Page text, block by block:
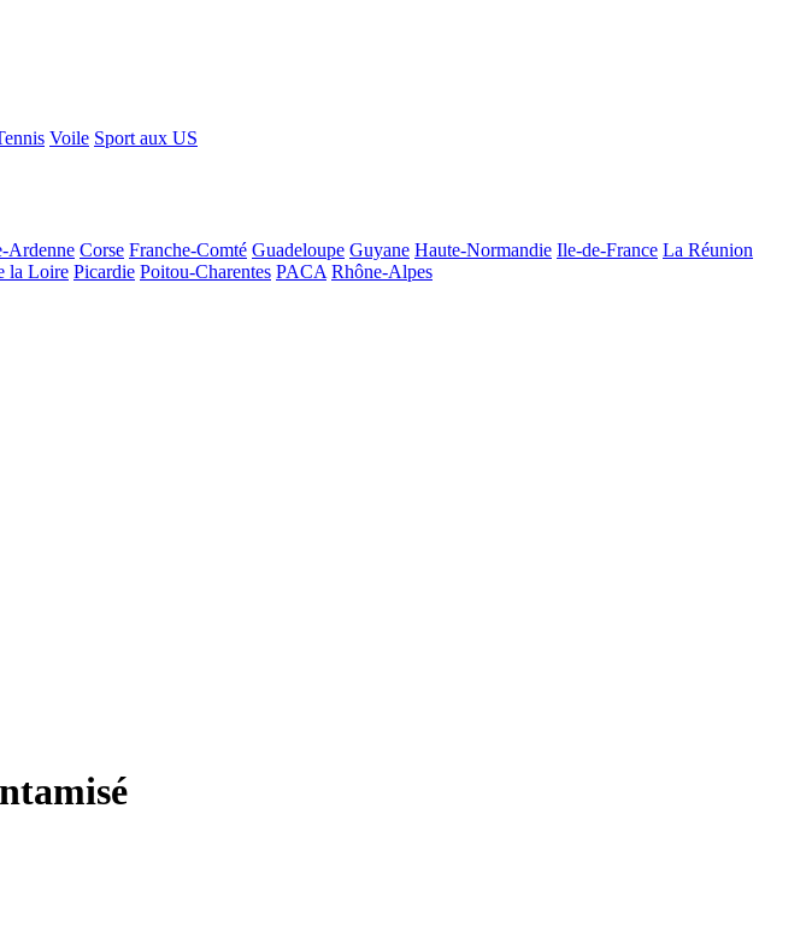
Voile Sport aux US
Ardenne Corse Franche-Comté Guadeloupe Guyane Haute-Normandie Ile-de-France La Réunion
la Loire Picardie Poitou-Charentes PACA Rhône-Alpes